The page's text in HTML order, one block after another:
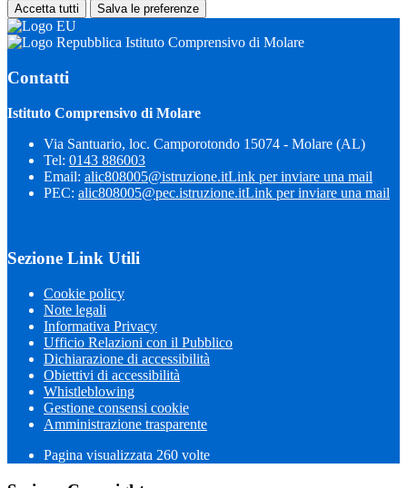
Accetta tutti Salva le preferenze
Istituto Comprensivo di Molare
Contatti
Istituto Comprensivo di Molare
Via Santuario, loc. Camporotondo 15074 - Molare (AL)
Tel: 0143 886003
Email: alic808005@istruzione.itLink per inviare una mail
PEC: alic808005@pec.istruzione.itLink per inviare una mail
Sezione Link Utili
Cookie policy
Note legali
Informativa Privacy
Ufficio Relazioni con il Pubblico
Dichiarazione di accessibilità
Obiettivi di accessibilità
Whistleblowing
Gestione consensi cookie
Amministrazione trasparente
Pagina visualizzata 260 volte